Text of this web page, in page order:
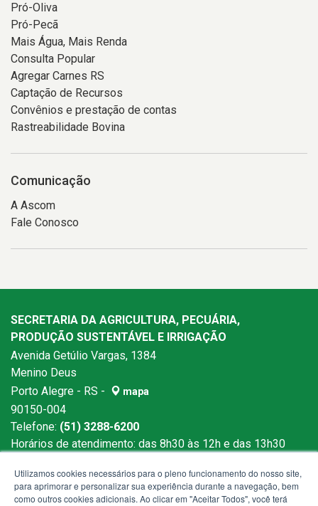
Pró-Oliva
Pró-Pecã
Mais Água, Mais Renda
Consulta Popular
Agregar Carnes RS
Captação de Recursos
Convênios e prestação de contas
Rastreabilidade Bovina
Comunicação
A Ascom
Fale Conosco
SECRETARIA DA AGRICULTURA, PECUÁRIA,
PRODUÇÃO SUSTENTÁVEL E IRRIGAÇÃO
Avenida Getúlio Vargas, 1384
Menino Deus
Porto Alegre - RS -
mapa
90150-004
Telefone: (51) 3288-6200
Horários de atendimento: das 8h30 às 12h e das 13h30
Utilizamos cookies necessários para o pleno funcionamento do nosso site,
para aprimorar e personalizar sua experiência durante a navegação, bem
como outros cookies adicionais. Ao clicar em "Aceitar Todos", você terá